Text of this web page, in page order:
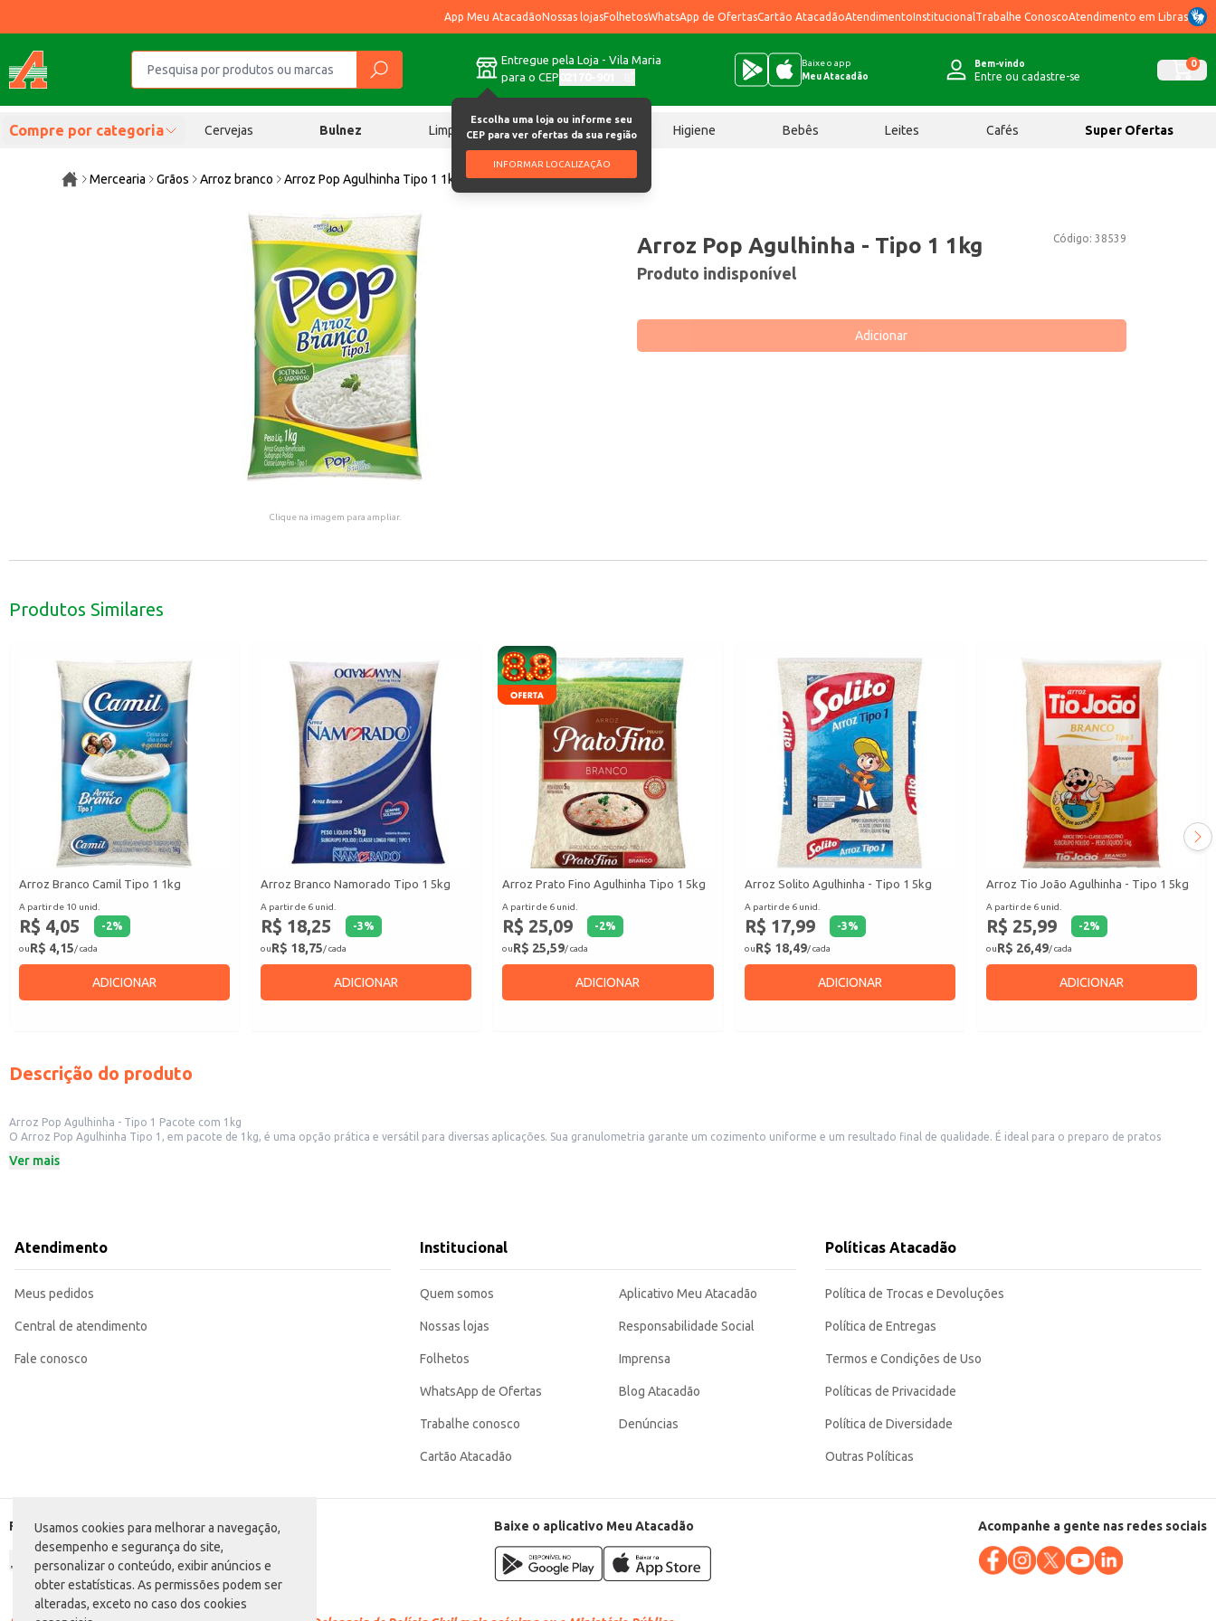
Usamos cookies para melhorar a navegação,
desempenho e segurança do site,
personalizar o conteúdo, exibir anúncios e
obter estatísticas. As permissões podem ser
alteradas, exceto no caso dos cookies
App Meu AtacadãoNossas lojasFolhetosWhatsApp de OfertasCartão AtacadãoAtendimentoInstitucional Trabalhe ConoscoAtendimento em Libras
Entregue pela Loja - Vila Maria
para o CEP
Escolha uma loja ou informe seu
CEP para ver ofertas da sua região
INFORMAR LOCALIZAÇÃO
Baixe o app
Meu Atacadão
Bem-vindo
Entre ou cadastre-se
0
Compre por categoria Cervejas Bulnez Limpeza Chocolates Higiene Bebês Leites Cafés Super Ofertas
Mercearia Grãos Arroz branco Arroz Pop Agulhinha Tipo 1 1kg
Clique na imagem para ampliar.
Código: 38539
Arroz Pop Agulhinha - Tipo 1 1kg
Produto indisponível
Adicionar
Produtos Similares
Arroz Branco Camil Tipo 1 1kg
A partir de 10 unid.
R$ 4,05 -2%
ouR$ 4,15/ cada
ADICIONAR
Arroz Branco Namorado Tipo 1 5kg
A partir de 6 unid.
R$ 18,25 -3%
ouR$ 18,75/ cada
ADICIONAR
Arroz Prato Fino Agulhinha Tipo 1 5kg
A partir de 6 unid.
R$ 25,09 -2%
ouR$ 25,59/ cada
ADICIONAR
Arroz Solito Agulhinha - Tipo 1 5kg
A partir de 6 unid.
R$ 17,99 -3%
ouR$ 18,49/ cada
ADICIONAR
Arroz Tio João Agulhinha - Tipo 1 5kg
A partir de 6 unid.
R$ 25,99 -2%
ouR$ 26,49/ cada
ADICIONAR
Descrição do produto
Arroz Pop Agulhinha - Tipo 1 Pacote com 1kg
O Arroz Pop Agulhinha Tipo 1, em pacote de 1kg, é uma opção prática e versátil para diversas aplicações. Sua granulometria garante um cozimento uniforme e um resultado final de qualidade. É ideal para o preparo de pratos
Dicas de uso:
Marca: Pop
Departamento: Mercearia
Conteúdo: 1kg
Ver mais
Atendimento
Meus pedidos
Central de atendimento
Fale conosco
Institucional
Quem somos
Nossas lojas
Folhetos
WhatsApp de Ofertas
Trabalhe conosco
Cartão Atacadão
Aplicativo Meu Atacadão
Responsabilidade Social
Imprensa
Blog Atacadão
Denúncias
Políticas Atacadão
Política de Trocas e Devoluções
Política de Entregas
Termos e Condições de Uso
Políticas de Privacidade
Política de Diversidade
Outras Políticas
Formas de pagamento Baixe o aplicativo Meu Atacadão Acompanhe a gente nas redes sociais